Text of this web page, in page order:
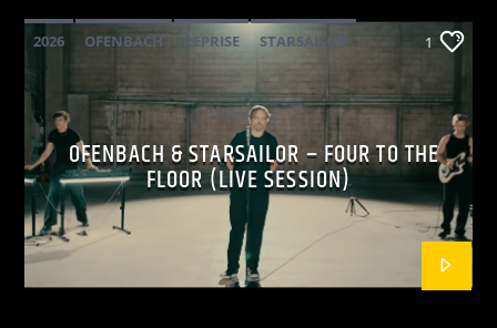
2026 OFENBACH REPRISE STARSAILOR 1
OFENBACH & STARSAILOR – FOUR TO THE
FLOOR (LIVE SESSION)